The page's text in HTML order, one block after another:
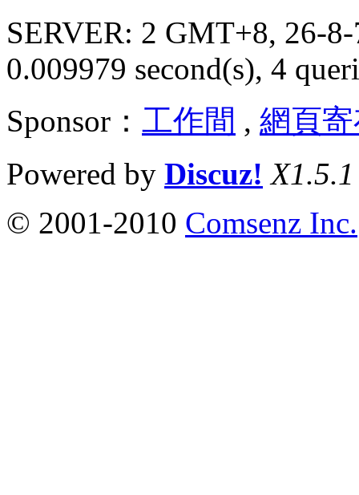
SERVER: 2 GMT+8, 26-
0.009979 second(s), 4
Sponsor： 工作間 , 網頁
Powered by Discuz! X1.5.1
© 2001-2010 Comsenz Inc.